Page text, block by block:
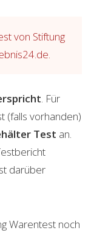
von Stiftung
. Für
(falls vorhanden)
Test an.
darüber
Warentest noch